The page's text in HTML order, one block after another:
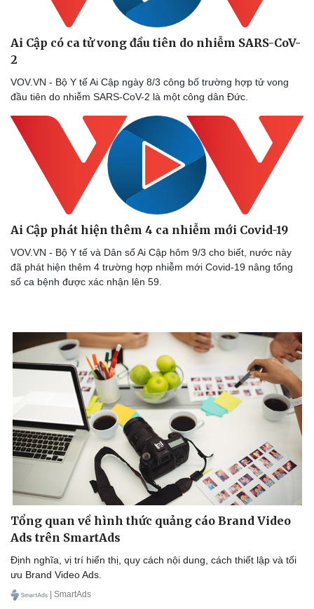
Thể thao
Bóng đá
Lịch thi đấu bóng đá
eSports
Ô tô - Xe máy
Ô tô
Ai Cập có ca tử vong đầu tiên do nhiễm SARS-CoV-
2
VOV.VN - Bộ Y tế Ai Cập ngày 8/3 công bố trường hợp tử vong
đầu tiên do nhiễm SARS-CoV-2 là một công dân Đức.
Ai Cập phát hiện thêm 4 ca nhiễm mới Covid-19
VOV.VN - Bộ Y tế và Dân số Ai Cập hôm 9/3 cho biết, nước này
đã phát hiện thêm 4 trường hợp nhiễm mới Covid-19 nâng tổng
số ca bệnh được xác nhận lên 59.
Tổng quan về hình thức quảng cáo Brand Video
Ads trên SmartAds
Định nghĩa, vị trí hiển thị, quy cách nội dung, cách thiết lập và tối
ưu Brand Video Ads.
| SmartAds